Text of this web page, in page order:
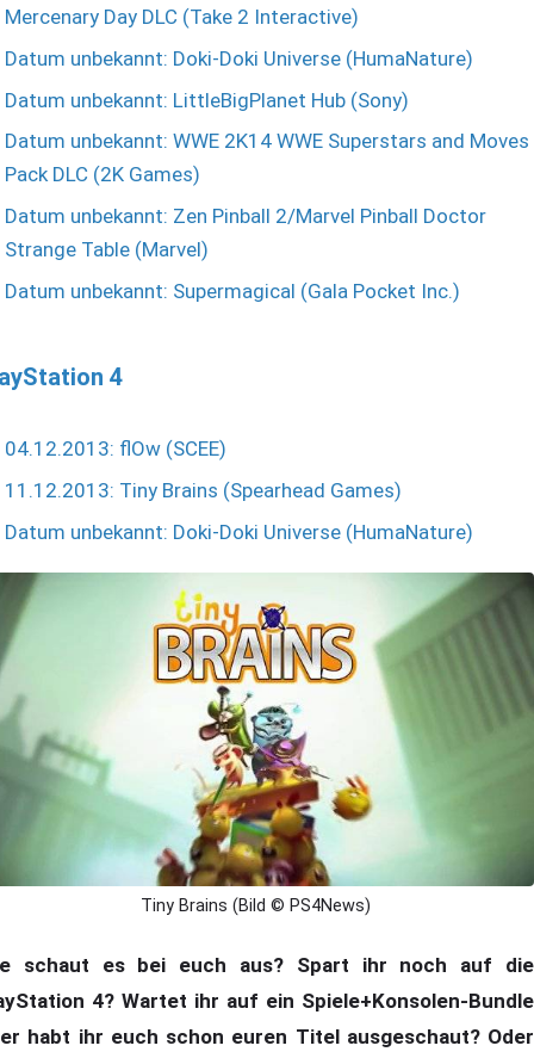
Mercenary Day DLC (Take 2 Interactive)
Datum unbekannt: Doki-Doki Universe (HumaNature)
Datum unbekannt: LittleBigPlanet Hub (Sony)
Datum unbekannt: WWE 2K14 WWE Superstars and Moves
Pack DLC (2K Games)
Datum unbekannt: Zen Pinball 2/Marvel Pinball Doctor
Strange Table (Marvel)
Datum unbekannt: Supermagical (Gala Pocket Inc.)
4
04.12.2013: flOw (SCEE)
11.12.2013: Tiny Brains (Spearhead Games)
Datum unbekannt: Doki-Doki Universe (HumaNature)
Tiny Brains (Bild © PS4News)
schaut es bei euch aus? Spart ihr noch auf die
4? Wartet ihr auf ein Spiele+Konsolen-Bundle
habt ihr euch schon euren Titel ausgeschaut? Oder